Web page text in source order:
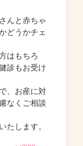
んと赤ちゃ
どうかチェ
はもちろ
診もお受け
、お産に対
なくご相談
たします。